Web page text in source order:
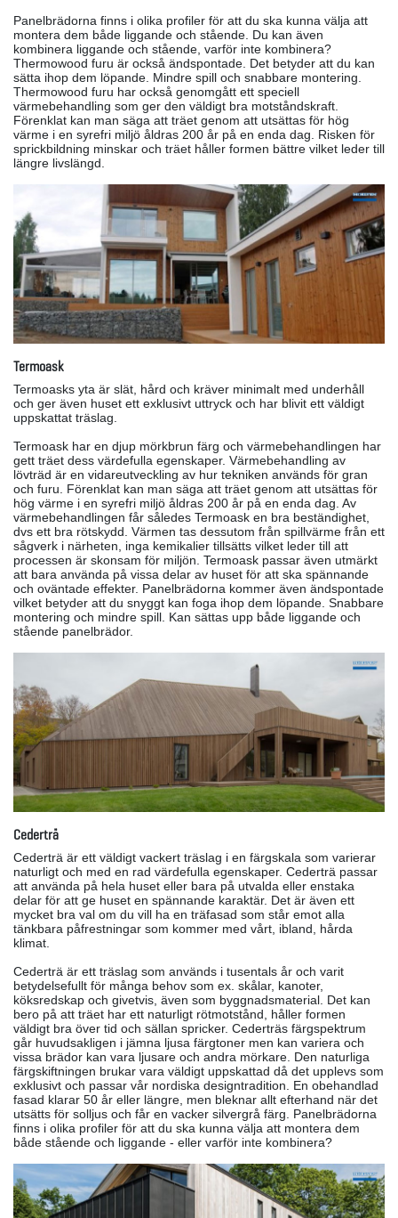
Panelbrädorna finns i olika profiler för att du ska kunna välja att
montera dem både liggande och stående. Du kan även
kombinera liggande och stående, varför inte kombinera?
Thermowood furu är också ändspontade. Det betyder att du kan
sätta ihop dem löpande. Mindre spill och snabbare montering.
Thermowood furu har också genomgått ett speciell
värmebehandling som ger den väldigt bra motståndskraft.
Förenklat kan man säga att träet genom att utsättas för hög
värme i en syrefri miljö åldras 200 år på en enda dag. Risken för
sprickbildning minskar och träet håller formen bättre vilket leder till
längre livslängd.
Termoask
Termoasks yta är slät, hård och kräver minimalt med underhåll
och ger även huset ett exklusivt uttryck och har blivit ett väldigt
uppskattat träslag.
Termoask har en djup mörkbrun färg och värmebehandlingen har
gett träet dess värdefulla egenskaper. Värmebehandling av
lövträd är en vidareutveckling av hur tekniken används för gran
och furu. Förenklat kan man säga att träet genom att utsättas för
hög värme i en syrefri miljö åldras 200 år på en enda dag. Av
värmebehandlingen får således Termoask en bra beständighet,
dvs ett bra rötskydd. Värmen tas dessutom från spillvärme från ett
sågverk i närheten, inga kemikalier tillsätts vilket leder till att
processen är skonsam för miljön. Termoask passar även utmärkt
att bara använda på vissa delar av huset för att ska spännande
och oväntade effekter. Panelbrädorna kommer även ändspontade
vilket betyder att du snyggt kan foga ihop dem löpande. Snabbare
montering och mindre spill. Kan sättas upp både liggande och
stående panelbrädor.
Cederträ
Cederträ är ett väldigt vackert träslag i en färgskala som varierar
naturligt och med en rad värdefulla egenskaper. Cederträ passar
att använda på hela huset eller bara på utvalda eller enstaka
delar för att ge huset en spännande karaktär. Det är även ett
mycket bra val om du vill ha en träfasad som står emot alla
tänkbara påfrestningar som kommer med vårt, ibland, hårda
klimat.
Cederträ är ett träslag som används i tusentals år och varit
betydelsefullt för många behov som ex. skålar, kanoter,
köksredskap och givetvis, även som byggnadsmaterial. Det kan
bero på att träet har ett naturligt rötmotstånd, håller formen
väldigt bra över tid och sällan spricker. Cederträs färgspektrum
går huvudsakligen i jämna ljusa färgtoner men kan variera och
vissa brädor kan vara ljusare och andra mörkare. Den naturliga
färgskiftningen brukar vara väldigt uppskattad då det upplevs som
exklusivt och passar vår nordiska designtradition. En obehandlad
fasad klarar 50 år eller längre, men bleknar allt efterhand när det
utsätts för solljus och får en vacker silvergrå färg. Panelbrädorna
finns i olika profiler för att du ska kunna välja att montera dem
både stående och liggande - eller varför inte kombinera?